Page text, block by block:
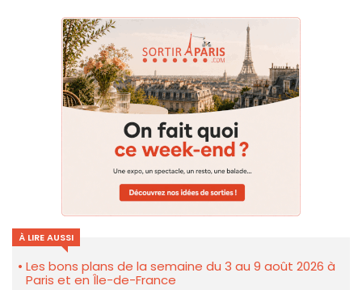
À LIRE AUSSI
Les bons plans de la semaine du 3 au 9 août 2026 à
Paris et en Île-de-France